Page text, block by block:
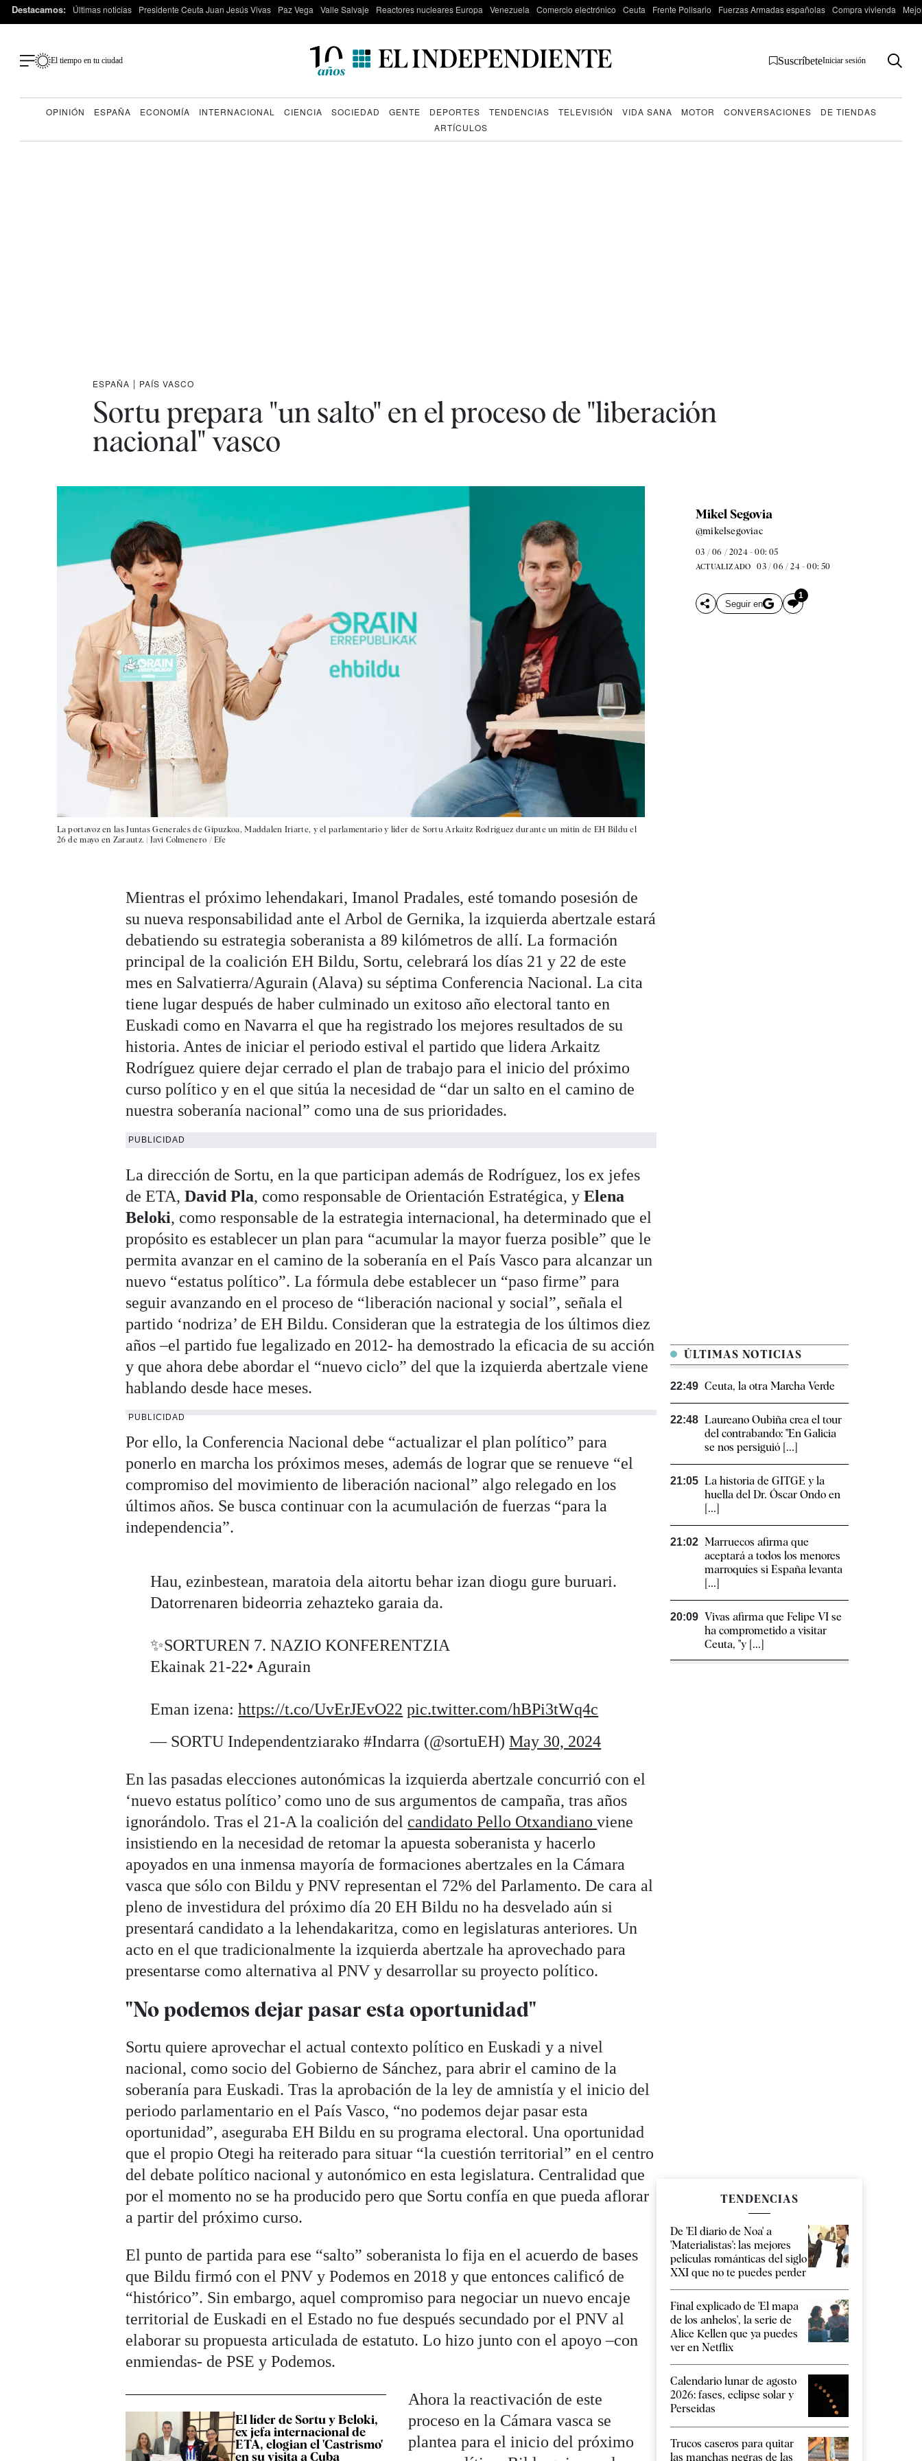
Destacamos: Últimas noticias Presidente Ceuta Juan Jesús Vivas Paz Vega Valle Salvaje Reactores nucleares Europa Venezuela Comercio electrónico Ceuta Frente Polisario Fuerzas Armadas españolas Compra vivienda
El tiempo en tu ciudad SuscríbeteIniciar sesión
OPINIÓN ESPAÑA ECONOMÍA INTERNACIONAL CIENCIA SOCIEDAD GENTE DEPORTES TENDENCIAS TELEVISIÓN VIDA SANA MOTOR CONVERSACIONES
DE TIENDAS
ARTÍCULOS
ESPAÑA | PAÍS VASCO
Sortu prepara "un salto" en el proceso de "liberación
nacional" vasco
La portavoz en las Juntas Generales de Gipuzkoa, Maddalen Iriarte, y el parlamentario y líder de Sortu Arkaitz Rodríguez durante un mitin de EH Bildu el
26 de mayo en Zarautz. |Javi Colmenero / Efe
Mikel Segovia
@mikelsegoviac
03 / 06 / 2024 - 00: 05
ACTUALIZADO 03 / 06 / 24 - 00: 50
Seguir en
1
Mientras el próximo lehendakari, Imanol Pradales, esté tomando posesión de
su nueva responsabilidad ante el Arbol de Gernika, la izquierda abertzale estará
debatiendo su estrategia soberanista a 89 kilómetros de allí. La formación
principal de la coalición EH Bildu, Sortu, celebrará los días 21 y 22 de este
mes en Salvatierra/Agurain (Alava) su séptima Conferencia Nacional. La cita
tiene lugar después de haber culminado un exitoso año electoral tanto en
Euskadi como en Navarra el que ha registrado los mejores resultados de su
historia. Antes de iniciar el periodo estival el partido que lidera Arkaitz
Rodríguez quiere dejar cerrado el plan de trabajo para el inicio del próximo
curso político y en el que sitúa la necesidad de “dar un salto en el camino de
nuestra soberanía nacional” como una de sus prioridades.
PUBLICIDAD
La dirección de Sortu, en la que participan además de Rodríguez, los ex jefes
de ETA,David Pla, como responsable de Orientación Estratégica, yElena
Beloki, como responsable de la estrategia internacional, ha determinado que el
propósito es establecer un plan para “acumular la mayor fuerza posible” que le
permita avanzar en el camino de la soberanía en el País Vasco para alcanzar un
nuevo “estatus político”. La fórmula debe establecer un “paso firme” para
seguir avanzando en el proceso de “liberación nacional y social”, señala el
partido ‘nodriza’ de EH Bildu. Consideran que la estrategia de los últimos diez
años –el partido fue legalizado en 2012- ha demostrado la eficacia de su acción
y que ahora debe abordar el “nuevo ciclo” del que la izquierda abertzale viene
hablando desde hace meses.
PUBLICIDAD
Por ello, la Conferencia Nacional debe “actualizar el plan político” para
ponerlo en marcha los próximos meses, además de lograr que se renueve “el
compromiso del movimiento de liberación nacional” algo relegado en los
últimos años. Se busca continuar con la acumulación de fuerzas “para la
independencia”.
Hau, ezinbestean, maratoia dela aitortu behar izan diogu gure buruari.
Datorrenaren bideorria zehazteko garaia da.
✨SORTUREN 7. NAZIO KONFERENTZIA
Ekainak 21-22• Agurain
Eman izena:https://t.co/UvErJEvO22 pic.twitter.com/hBPi3tWq4c
— SORTU Independentziarako #Indarra (@sortuEH)May 30, 2024
En las pasadas elecciones autonómicas la izquierda abertzale concurrió con el
‘nuevo estatus político’ como uno de sus argumentos de campaña, tras años
ignorándolo. Tras el 21-A la coalición del candidato Pello Otxandianoviene
insistiendo en la necesidad de retomar la apuesta soberanista y hacerlo
apoyados en una inmensa mayoría de formaciones abertzales en la Cámara
vasca que sólo con Bildu y PNV representan el 72% del Parlamento. De cara al
pleno de investidura del próximo día 20 EH Bildu no ha desvelado aún si
presentará candidato a la lehendakaritza, como en legislaturas anteriores. Un
acto en el que tradicionalmente la izquierda abertzale ha aprovechado para
presentarse como alternativa al PNV y desarrollar su proyecto político.
"No podemos dejar pasar esta oportunidad"
Sortu quiere aprovechar el actual contexto político en Euskadi y a nivel
nacional, como socio del Gobierno de Sánchez, para abrir el camino de la
soberanía para Euskadi. Tras la aprobación de la ley de amnistía y el inicio del
periodo parlamentario en el País Vasco, “no podemos dejar pasar esta
oportunidad”, aseguraba EH Bildu en su programa electoral. Una oportunidad
que el propio Otegi ha reiterado para situar “la cuestión territorial” en el centro
del debate político nacional y autonómico en esta legislatura. Centralidad que
por el momento no se ha producido pero que Sortu confía en que pueda aflorar
a partir del próximo curso.
El punto de partida para ese “salto” soberanista lo fija en el acuerdo de bases
que Bildu firmó con el PNV y Podemos en 2018 y que entonces calificó de
“histórico”. Sin embargo, aquel compromiso para negociar un nuevo encaje
territorial de Euskadi en el Estado no fue después secundado por el PNV al
elaborar su propuesta articulada de estatuto. Lo hizo junto con el apoyo –con
enmiendas- de PSE y Podemos.
El líder de Sortu y Beloki,
ex jefa internacional de
ETA, elogian el 'Castrismo'
en su visita a Cuba
Ahora la reactivación de este
proceso en la Cámara vasca se
plantea para el inicio del próximo
ÚLTIMAS NOTICIAS
22:49 Ceuta, la otra Marcha Verde
22:48 Laureano Oubiña crea el tour
del contrabando: "En Galicia
se nos persiguió [...]
21:05 La historia de GITGE y la
huella del Dr. Óscar Ondo en
[...]
21:02 Marruecos afirma que
aceptará a todos los menores
marroquíes si España levanta
[...]
20:09 Vivas afirma que Felipe VI se
ha comprometido a visitar
Ceuta, "y [...]
TENDENCIAS
De 'El diario de Noa' a
'Materialistas': las mejores
películas románticas del siglo
XXI que no te puedes perder
Final explicado de 'El mapa
de los anhelos', la serie de
Alice Kellen que ya puedes
ver en Netflix
Calendario lunar de agosto
2026: fases, eclipse solar y
Perseidas
Trucos caseros para quitar
las manchas negras de las